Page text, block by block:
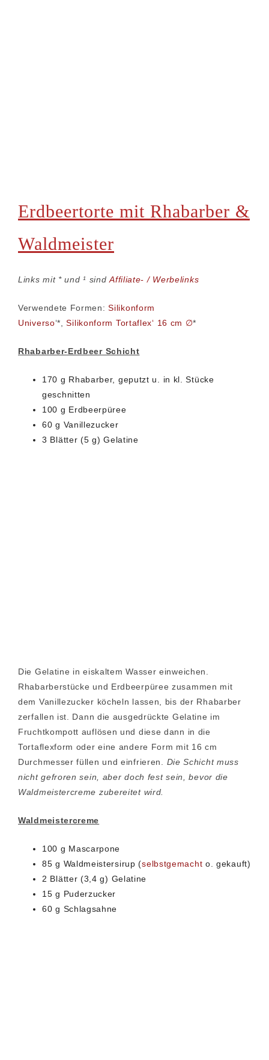
Erdbeertorte mit Rhabarber &
Waldmeister
Links mit * und ¹ sindAffiliate- / Werbelinks
Verwendete Formen:Silikonform
Universo‘*,Silikonform Tortaflex‘ 16 cm ∅*
Rhabarber-Erdbeer Schicht
170 g Rhabarber, geputzt u. in kl. Stücke
geschnitten
100 g Erdbeerpüree
60 g Vanillezucker
3 Blätter (5 g) Gelatine
Die Gelatine in eiskaltem Wasser einweichen.
Rhabarberstücke und Erdbeerpüree zusammen mit
dem Vanillezucker köcheln lassen, bis der Rhabarber
zerfallen ist. Dann die ausgedrückte Gelatine im
Fruchtkompott auflösen und diese dann in die
Tortaflexform oder eine andere Form mit 16 cm
Durchmesser füllen und einfrieren. Die Schicht muss
nicht gefroren sein, aber doch fest sein, bevor die
Waldmeistercreme zubereitet wird.
Waldmeistercreme
100 g Mascarpone
85 g Waldmeistersirup (selbstgemacht o. gekauft)
2 Blätter (3,4 g) Gelatine
15 g Puderzucker
60 g Schlagsahne